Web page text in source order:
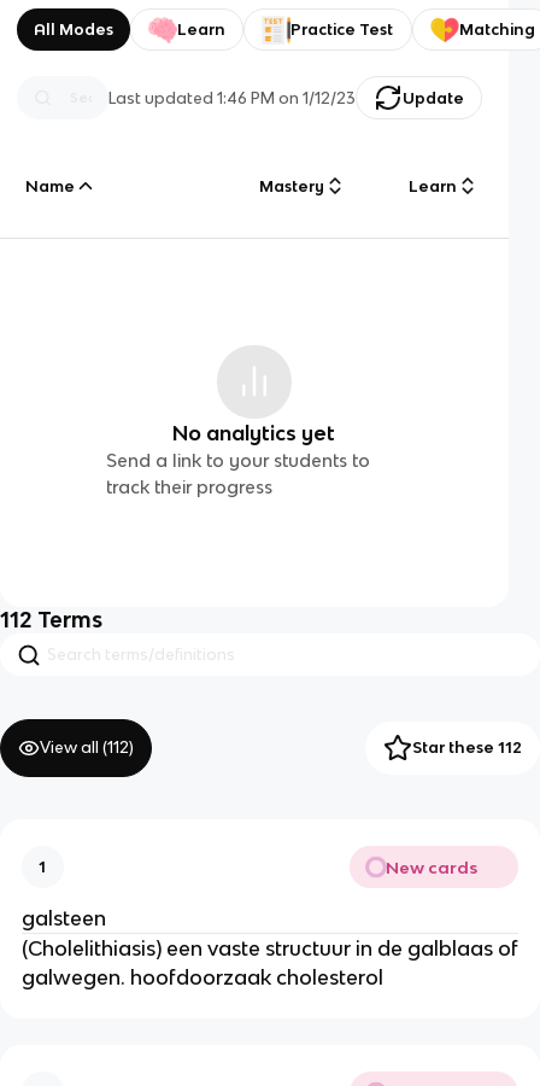
All Modes Learn Practice Test Matching
Last updated1:46 PM on 1/12/23 Update
Name Mastery Learn
No analytics yet
Send a link to your students to
track their progress
112 Terms
View all (112) Star these 112
1 New cards
galsteen
(Cholelithiasis) een vaste structuur in de galblaas of
galwegen. hoofdoorzaak cholesterol